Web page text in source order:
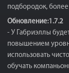
подбородок,
Обновление:1.7.2
- У Габриэллы
повышением
использовать
обучать